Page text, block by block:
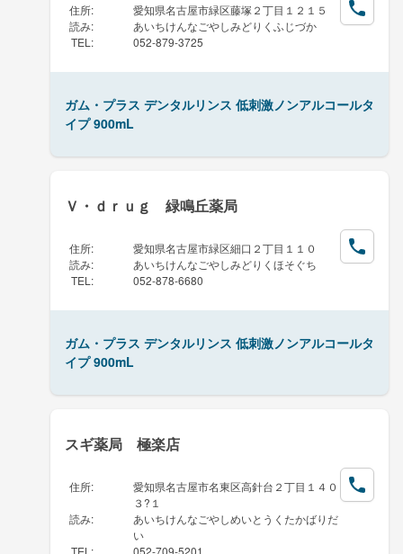
住所:
愛知県名古屋市緑区藤塚２丁目１２１５
読み:
あいちけんなごやしみどりくふじづか
TEL : 052-879-3725
ガム・プラス デンタルリンス 低刺激ノンアルコールタ
イプ 900mL
Ｖ・ｄｒｕｇ 緑鳴丘薬局
住所:
愛知県名古屋市緑区細口２丁目１１０
読み:
あいちけんなごやしみどりくほそぐち
TEL : 052-878-6680
ガム・プラス デンタルリンス 低刺激ノンアルコールタ
イプ 900mL
スギ薬局 極楽店
住所:
愛知県名古屋市名東区高針台２丁目１４０
３?１
読み:
あいちけんなごやしめいとうくたかばりだ
い
TEL : 052-709-5201